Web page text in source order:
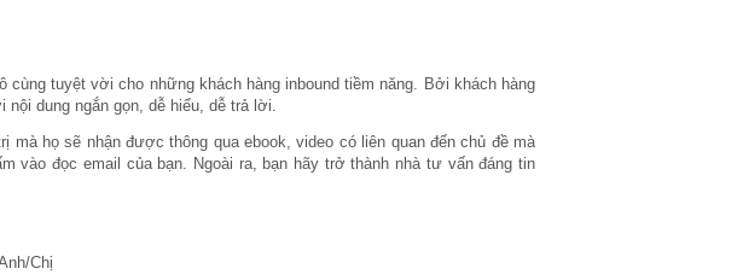
tuyệt vời cho những khách hàng inbound tiềm năng. Bởi khách hàng
dung ngắn gọn, dễ hiểu, dễ trả lời.
mà họ sẽ nhận được thông qua ebook, video có liên quan đến chủ đề mà
vào đọc email của bạn. Ngoài ra, bạn hãy trở thành nhà tư vấn đáng tin
Chị